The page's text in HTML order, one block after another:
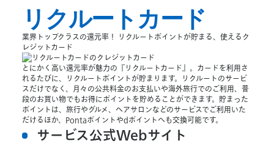
リクルートカード
業界トップクラスの還元率！ リクルートポイントが貯まる、使えるク
レジットカード
とにかく高い還元率が魅力の『リクルートカード』。カードを利用さ
れるたびに、リクルートポイントが貯まります。リクルートのサービ
スだけでなく、月々の公共料金のお支払いや海外旅行でのご利用、普
段のお買い物でもお得にポイントを貯めることができます。貯まった
ポイントは、旅行やグルメ、ヘアサロンなどのサービスでご利用いた
だけるほか、Pontaポイントやdポイントへも交換可能です。
サービス公式Webサイト